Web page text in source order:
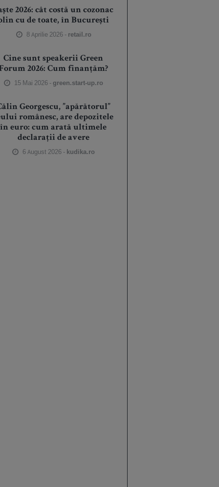
2026: cât costă un cozonac
cu de toate, în București
8 Aprilie 2026 - retail.ro
Cine sunt speakerii Green
2026: Cum finanțăm?
15 Mai 2026 - green.start-up.ro
Georgescu, ”apărătorul”
românesc, are depozitele
în euro: cum arată ultimele
declarații de avere
6 August 2026 - kudika.ro